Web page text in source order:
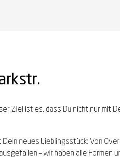
Ziel ist es, dass Du nicht nur mit
neues Lieblingsstück: Von
– wir haben alle Formen